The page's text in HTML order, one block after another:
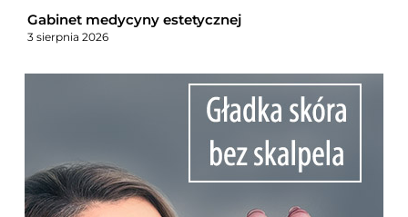
Gabinet medycyny estetycznej
3 sierpnia 2026